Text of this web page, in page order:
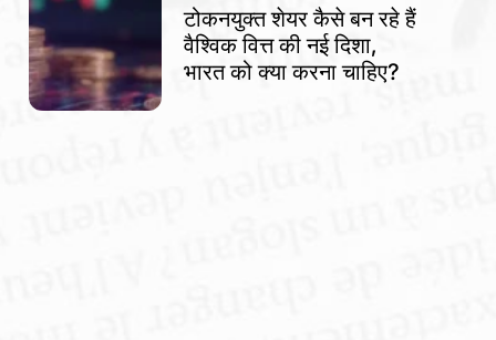
IN
टोकनयुक्त शेयर कैसे बन रहे हैं
वैश्विक वित्त की नई दिशा,
भारत को क्या करना चाहिए?